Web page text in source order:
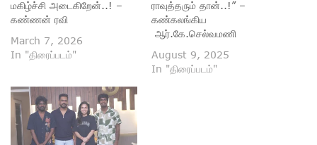
மகிழ்ச்சி அடைகிறேன்..! –
கண்ணன் ரவி
March 7, 2026
In "திரைப்படம்"
ராவுத்தரும் தான்..!” –
கண்கலங்கிய
ஆர்.கே.செல்வமணி
August 9, 2025
In "திரைப்படம்"